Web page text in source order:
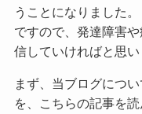
うことになりました。
ですので、発達障害
信していければと思
まず、当ブログにつ
を、こちらの記事を